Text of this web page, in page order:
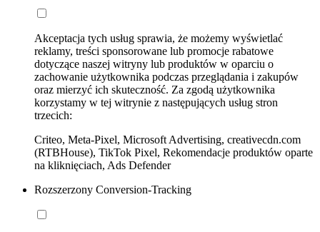
Akceptacja tych usług sprawia, że możemy wyświetlać
reklamy, treści sponsorowane lub promocje rabatowe
dotyczące naszej witryny lub produktów w oparciu o
zachowanie użytkownika podczas przeglądania i zakupów
oraz mierzyć ich skuteczność. Za zgodą użytkownika
korzystamy w tej witrynie z następujących usług stron
trzecich:
Criteo, Meta-Pixel, Microsoft Advertising, creativecdn.com
(RTBHouse), TikTok Pixel, Rekomendacje produktów oparte
na kliknięciach, Ads Defender
Rozszerzony Conversion-Tracking